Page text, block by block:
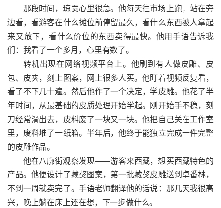
那段时间，琼贡心里很急。他每天往市场上跑，站在旁
边看，看游客在什么摊位前停留最久，看什么东西被人拿起
来又放下，看什么价位的东西卖得最快。他用手语告诉我
们：我看了一个多月，心里有数了。
转机出现在网络视频平台上。他刷到有人做皮雕、皮
包、皮夹，刻上图案，网上很多人买。他盯着视频反复看，
看了不下几十遍。然后他作了一个决定，学皮雕。他花了半
年时间，从最基础的皮质处理开始学起。刚开始手不稳，刻
刀经常滑出去，皮料废了一块又一块。他把自己关在工作室
里，废料堆了一纸箱。半年后，他终于能独立完成一件完整
的皮雕作品。
他在八廓街观察发现——游客来西藏，想买西藏特色的
产品。他便设计了藏獒图案，第一批藏獒皮雕送到卓番林，
不到一周就卖完了。手语老师翻译他的话说：那几天我很高
兴，晚上躺在床上还在想，下一步做什么。